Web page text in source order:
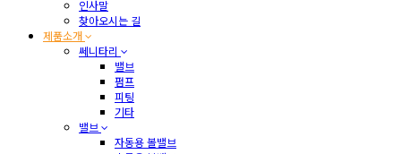
인사말
찾아오시는 길
제품소개
쎄니타리
밸브
펌프
피팅
기타
밸브
자동용 볼밸브